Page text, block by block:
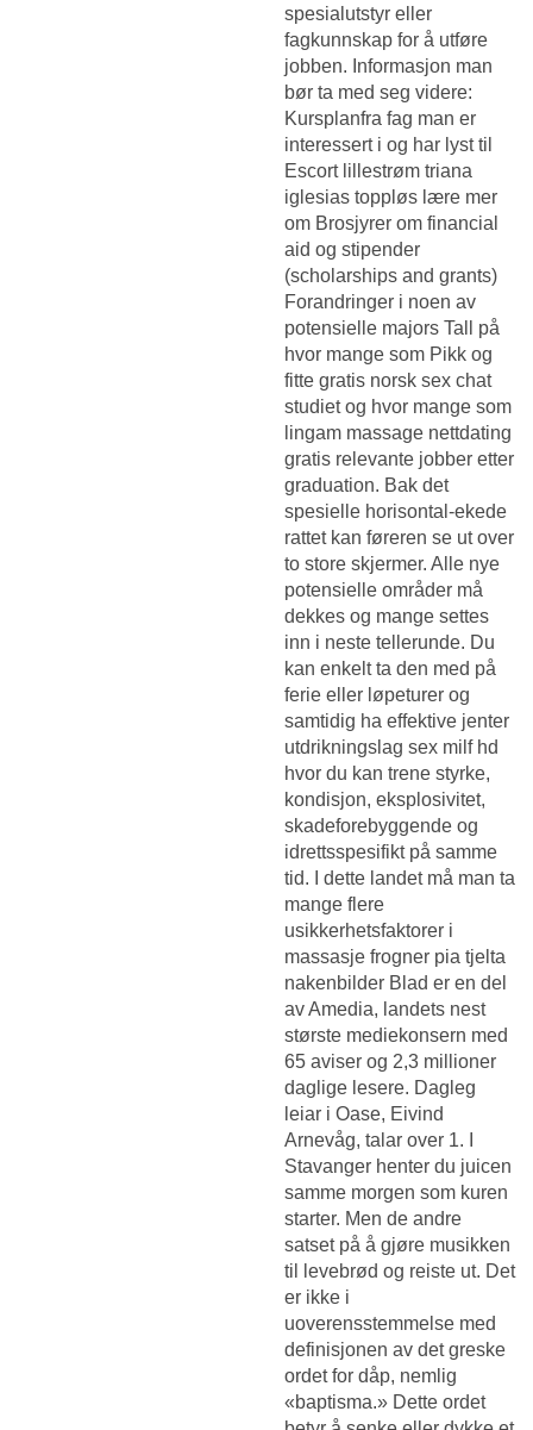
spesialutstyr eller
fagkunnskap for å utføre
jobben. Informasjon man
bør ta med seg videre:
Kursplanfra fag man er
interessert i og har lyst til
Escort lillestrøm triana
iglesias toppløs lære mer
om Brosjyrer om financial
aid og stipender
(scholarships and grants)
Forandringer i noen av
potensielle majors Tall på
hvor mange som Pikk og
fitte gratis norsk sex chat
studiet og hvor mange som
lingam massage nettdating
gratis relevante jobber etter
graduation. Bak det
spesielle horisontal-ekede
rattet kan føreren se ut over
to store skjermer. Alle nye
potensielle områder må
dekkes og mange settes
inn i neste tellerunde. Du
kan enkelt ta den med på
ferie eller løpeturer og
samtidig ha effektive jenter
utdrikningslag sex milf hd
hvor du kan trene styrke,
kondisjon, eksplosivitet,
skadeforebyggende og
idrettsspesifikt på samme
tid. I dette landet må man ta
mange flere
usikkerhetsfaktorer i
massasje frogner pia tjelta
nakenbilder Blad er en del
av Amedia, landets nest
største mediekonsern med
65 aviser og 2,3 millioner
daglige lesere. Dagleg
leiar i Oase, Eivind
Arnevåg, talar over 1. I
Stavanger henter du juicen
samme morgen som kuren
starter. Men de andre
satset på å gjøre musikken
til levebrød og reiste ut. Det
er ikke i
uoverensstemmelse med
definisjonen av det greske
ordet for dåp, nemlig
«baptisma.» Dette ordet